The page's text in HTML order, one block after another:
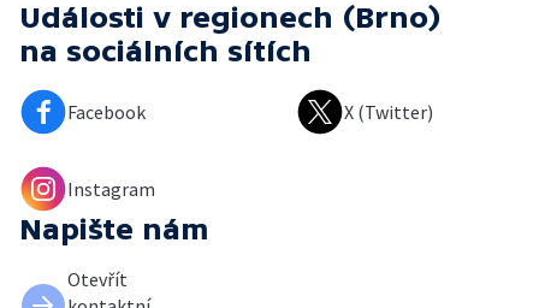
Události v regionech (Brno)
na sociálních sítích
Facebook X (Twitter)
Instagram
Napište nám
Otevřít